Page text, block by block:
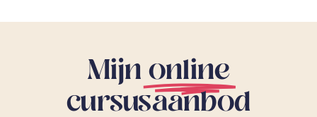
Mijnonline
cursusaanbod